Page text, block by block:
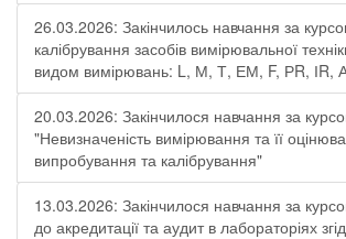
26.03.2026: Закінчилось навчання за
калібрування засобів вимірювальної
видом вимірювань: L, М, Т, ЕМ, F, РR, ІR,
20.03.2026: Закінчилося навчання за
"Невизначеність вимірювання та її
випробування та калібрування"
13.03.2026: Закінчилося навчання за
до акредитації та аудит в лабораторіях